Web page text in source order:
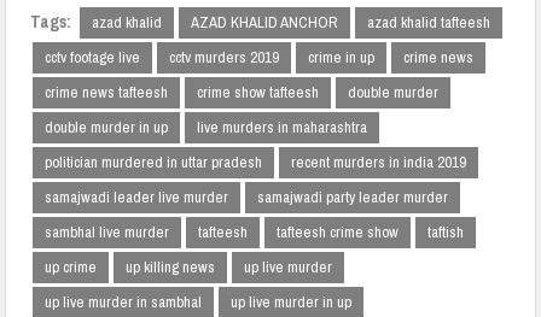
Tags: azad khalid AZAD KHALID ANCHOR
azad khalid tafteesh
cctv footage live
cctv murders 2019 crime in up
crime news
crime news tafteesh
crime show tafteesh
double murder
double murder in up
live murders in maharashtra
politician murdered in uttar pradesh
recent murders in india 2019
samajwadi leader live murder
samajwadi party leader murder
sambhal live murder
tafteesh tafteesh crime show
taftish
up crime
up killing news
up live murder
up live murder in sambhal
up live murder in up